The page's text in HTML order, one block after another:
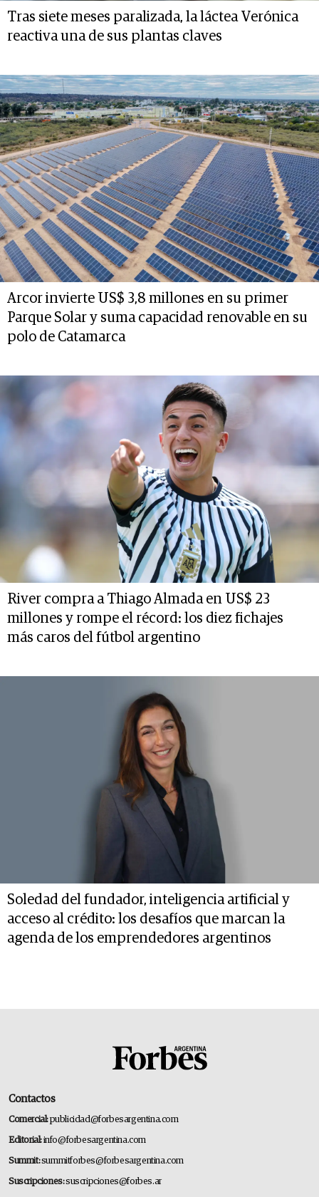
Tras siete meses paralizada, la láctea Verónica
reactiva una de sus plantas claves
Arcor invierte US$ 3,8 millones en su primer
Parque Solar y suma capacidad renovable en su
polo de Catamarca
River compra a Thiago Almada en US$ 23
millones y rompe el récord: los diez fichajes
más caros del fútbol argentino
Soledad del fundador, inteligencia artificial y
acceso al crédito: los desafíos que marcan la
agenda de los emprendedores argentinos
Contactos
Comercial:publicidad@forbesargentina.com
Editorial:info@forbesargentina.com
Summit:summitforbes@forbesargentina.com
Suscripciones:suscripciones@forbes.ar